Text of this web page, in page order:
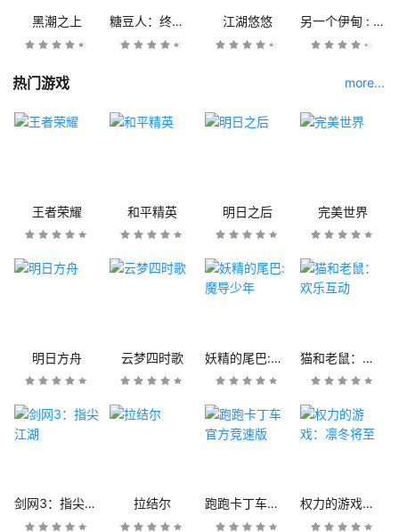
黑潮之上 糖豆人：终极淘汰赛 江湖悠悠 另一个伊甸 : 超越时空的猫
热门游戏 more...
王者荣耀 和平精英 明日之后 完美世界
明日方舟 云梦四时歌 妖精的尾巴:魔导少年 猫和老鼠：欢乐互动
剑网3：指尖江湖 拉结尔 跑跑卡丁车官方竞速版 权力的游戏：凛冬将至